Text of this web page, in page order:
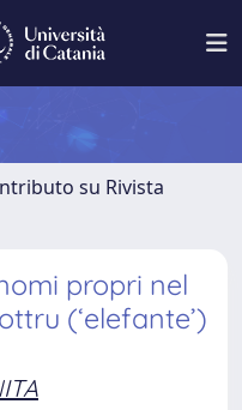
su Rivista
propri nel
(‘elefante’)